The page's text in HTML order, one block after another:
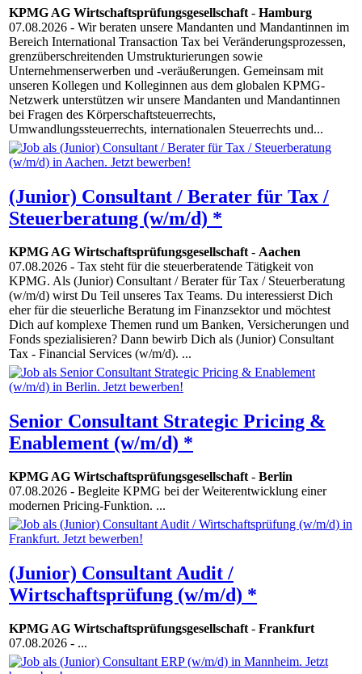
KPMG AG Wirtschaftsprüfungsgesellschaft- Hamburg
07.08.2026 - Wir beraten unsere Mandanten und Mandantinnen im
Bereich International Transaction Tax bei Veränderungsprozessen,
grenzüberschreitenden Umstrukturierungen sowie
Unternehmenserwerben und -veräußerungen. Gemeinsam mit
unseren Kollegen und Kolleginnen aus dem globalen KPMG-
Netzwerk unterstützen wir unsere Mandanten und Mandantinnen
bei Fragen des Körperschaftsteuerrechts,
Umwandlungssteuerrechts, internationalen Steuerrechts und...
(Junior) Consultant / Berater für Tax /
Steuerberatung (w/m/d) *
KPMG AG Wirtschaftsprüfungsgesellschaft- Aachen
07.08.2026 - Tax steht für die steuerberatende Tätigkeit von
KPMG. Als (Junior) Consultant / Berater für Tax / Steuerberatung
(w/m/d) wirst Du Teil unseres Tax Teams. Du interessierst Dich
eher für die steuerliche Beratung im Finanzsektor und möchtest
Dich auf komplexe Themen rund um Banken, Versicherungen und
Fonds spezialisieren? Dann bewirb Dich als (Junior) Consultant
Tax - Financial Services (w/m/d). ...
Senior Consultant Strategic Pricing &
Enablement (w/m/d) *
KPMG AG Wirtschaftsprüfungsgesellschaft- Berlin
07.08.2026 - Begleite KPMG bei der Weiterentwicklung einer
modernen Pricing-Funktion. ...
(Junior) Consultant Audit /
Wirtschaftsprüfung (w/m/d) *
KPMG AG Wirtschaftsprüfungsgesellschaft- Frankfurt
07.08.2026 - ...